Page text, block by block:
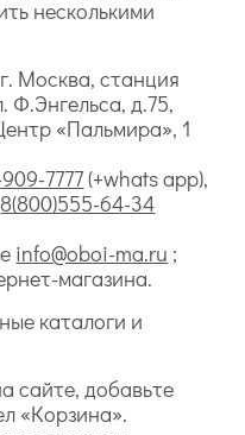
несколькими
Москва, станция
Ф.Энгельса, д.75,
«Пальмира», 1
7777(+whats app),
8(800)555-64-34
info@oboi-ma.ru ;
магазина.
каталоги и
сайте, добавьте
«Корзина».